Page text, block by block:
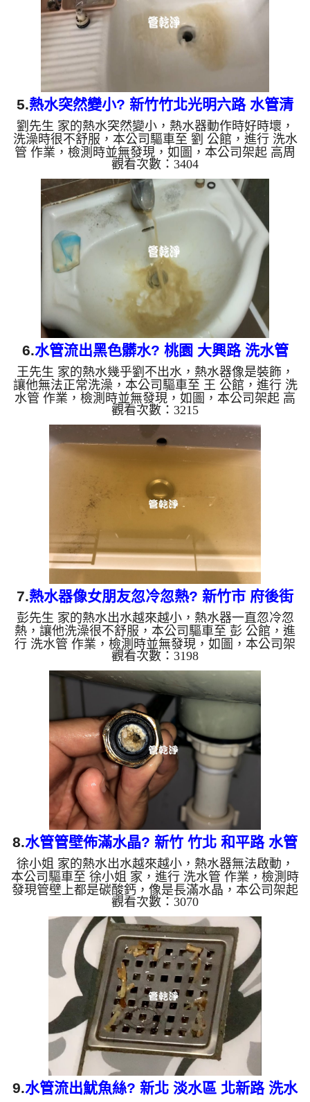
樣黑，有些洗出綠色...
5.熱水突然變小? 新竹竹北光明六路 水管清
洗
劉先生 家的熱水突然變小，熱水器動作時好時壞，
洗澡時很不舒服，本公司驅車至 劉 公館，進行 洗水
管 作業，檢測時並無發現，如圖，本公司架起 高周
波水管清洗機，灌入 檸檬酸 至管路裡面，等了約15
分，開啟 水管清洗機 ，啟動 脈衝 模式，一洗水管就
噴髒水，沒多久變成棕白色，還掉出不少的異物，如
下圖片影片，兩個多小時後，出水變乾淨出水量也恢
復正常，熱水器也正常運行了。 如是自來水，如水
管老化，會產生鐵鏽跟泥沙堆積，洗出來的水就會是
咖啡色，地下水含有氧化錳，管壁上會結成黑色管
垢，洗出來的水會跟石...
觀看次數：3404
6.水管流出黑色髒水? 桃園 大興路 洗水管
王先生 家的熱水幾乎劉不出水，熱水器像是裝飾，
讓他無法正常洗澡，本公司驅車至 王 公館，進行 洗
水管 作業，檢測時並無發現，如圖，本公司架起 高
周波水管清洗機，灌入 檸檬酸 至管路裡面，等了約
15分，開啟 水管清洗機 ，啟動 脈衝 模式，一洗水管
就噴黑髒水，沒多久變成棕白色，色還掉出不少的異
物，如下圖片影片，兩個多小時後，出水變乾淨出水
量也恢復正常，熱水器也正常運行了。 如是自來
水，如水管老化，會產生鐵鏽跟泥沙堆積，洗出來的
水就會是咖啡色，地下水含有氧化錳，管壁上會結成
黑色管垢，洗出來的水...
觀看次數：3215
7.熱水器像女朋友忽冷忽熱? 新竹市 府後街
清洗水管
彭先生 家的熱水出水越來越小，熱水器一直忽冷忽
熱，讓他洗澡很不舒服，本公司驅車至 彭 公館，進
行 洗水管 作業，檢測時並無發現，如圖，本公司架
起 高周波水管清洗機，灌入 檸檬酸 至管路裡面，等
了約15分，開啟 水管清洗機 ，啟動 脈衝 模式，一洗
水管就噴棕白色泡沫髒水，還掉出不少的異物，如下
圖片影片，兩個多小時後，管路清洗乾淨出水量也恢
復正常，彭先生很高興介紹樓上住戶，樓上住戶的問
題一併處理掉了!! 如是自來水，如水管老化，會產生
鐵鏽跟泥沙堆積，洗出來的水就會是咖啡色，地下水
含有氧化錳，管...
觀看次數：3198
8.水管管壁佈滿水晶? 新竹 竹北 和平路 水管
清洗
徐小姐 家的熱水出水越來越小，熱水器無法啟動，
本公司驅車至 徐小姐 家，進行 洗水管 作業，檢測時
發現管壁上都是碳酸鈣，像是長滿水晶，本公司架起
高周波水管清洗機，灌入 檸檬酸 至管路裡面，等了
約15分，開啟 水管清洗機 ，啟動 脈衝 模式，一洗水
管就流出土色髒水，如圖，兩個多小時後，熱水水量
恢復正常了，熱水器會動作了!! 如是自來水，如水管
老化，會產生鐵鏽跟泥沙堆積，洗出來的水就會是咖
啡色，地下水含有氧化錳，管壁上會結成黑色管垢，
洗出來的水會跟石油一樣黑，有些洗出綠色的水，是
因為裡面有銅...
觀看次數：3070
9.水管流出魷魚絲? 新北 淡水區 北新路 洗水